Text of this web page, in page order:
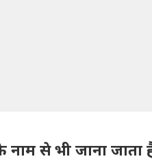
नाम से भी जाना जाता